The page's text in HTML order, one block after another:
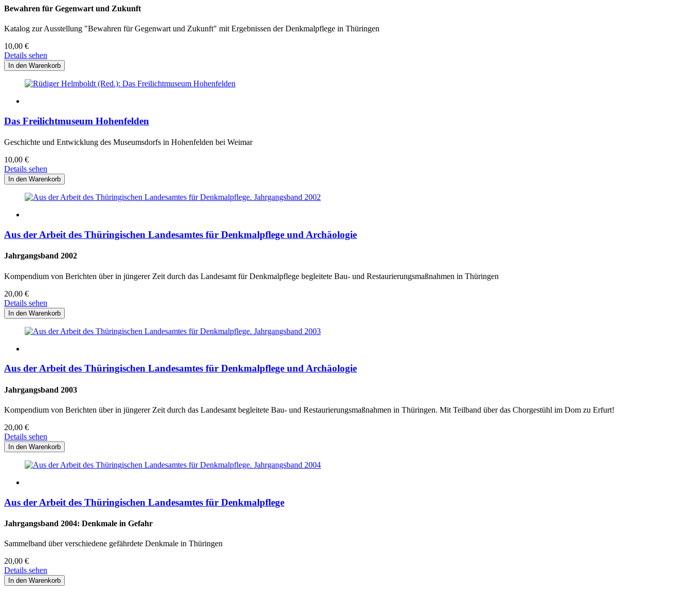
Bewahren für Gegenwart und Zukunft
Katalog zur Ausstellung "Bewahren für Gegenwart und Zukunft" mit Ergebnissen der Denkmalpflege in Thüringen
10,00 €
Details sehen
Das Freilichtmuseum Hohenfelden
Geschichte und Entwicklung des Museumsdorfs in Hohenfelden bei Weimar
10,00 €
Details sehen
Aus der Arbeit des Thüringischen Landesamtes für Denkmalpflege und Archäologie
Jahrgangsband 2002
Kompendium von Berichten über in jüngerer Zeit durch das Landesamt für Denkmalpflege begleitete Bau- und Restaurierungsmaßnahmen in Thüringen
20,00 €
Details sehen
Aus der Arbeit des Thüringischen Landesamtes für Denkmalpflege und Archäologie
Jahrgangsband 2003
Kompendium von Berichten über in jüngerer Zeit durch das Landesamt begleitete Bau- und Restaurierungsmaßnahmen in Thüringen. Mit Teilband über das Chorgestühl im Dom zu Erfurt!
20,00 €
Details sehen
Aus der Arbeit des Thüringischen Landesamtes für Denkmalpflege
Jahrgangsband 2004: Denkmale in Gefahr
Sammelband über verschiedene gefährdete Denkmale in Thüringen
20,00 €
Details sehen